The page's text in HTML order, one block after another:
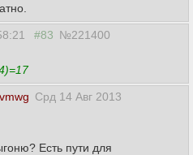
#83 №221400
Срд 14 Авг 2013
Есть пути для